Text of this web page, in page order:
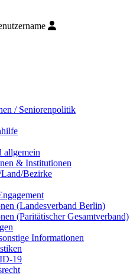
/ Seniorenpolitik
allgemein
& Institutionen
Bezirke
(Landesverband Berlin)
(Paritätischer Gesamtverband)
Informationen
19